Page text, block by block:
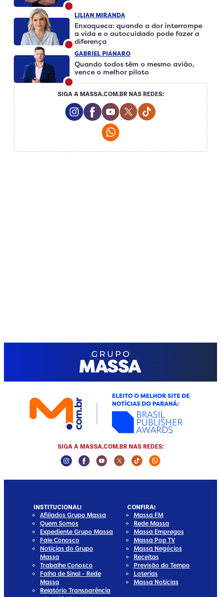
LILIAN MIRANDA
Enxaqueca: quando a dor interrompe
a vida e o autocuidado pode fazer a
diferença
GABRIEL PIANARO
Quando todos têm o mesmo avião,
vence o melhor piloto
SIGA A MASSA.COM.BR NAS REDES:
Instagram Social Media
Facebook Social Media
Youtube Social Media
Twitter Social Media
Tiktok Social
Whatsapp Social Media
SIGA A MASSA.COM.BR NAS REDES:
Instagram Social Media
Facebook Social Media
Youtube Social Media
Twitter Social Media
Tiktok Social Media
Whatsapp
INSTITUCIONAL!
Afiliados Grupo Massa
Quem Somos
Expediente Grupo Massa
Fale Conosco
Notícias do Grupo
Massa
Trabalhe Conosco
Falha de Sinal - Rede
Massa
Relatório Transparência
CONFIRA!
Massa FM
Rede Massa
Massa Empregos
Massa Pop TV
Massa Negócios
Receitas
Previsão do Tempo
Loterias
Massa Notícias